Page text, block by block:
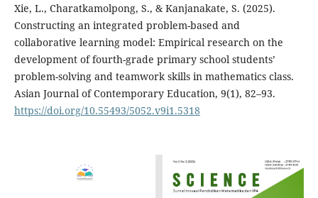
Xie, L., Charatkamolpong, S., & Kanjanakate, S. (2025).
Constructing an integrated problem-based and
collaborative learning model: Empirical research on the
development of fourth-grade primary school students’
problem-solving and teamwork skills in mathematics class.
Asian Journal of Contemporary Education, 9(1), 82–93.
https://doi.org/10.55493/5052.v9i1.5318